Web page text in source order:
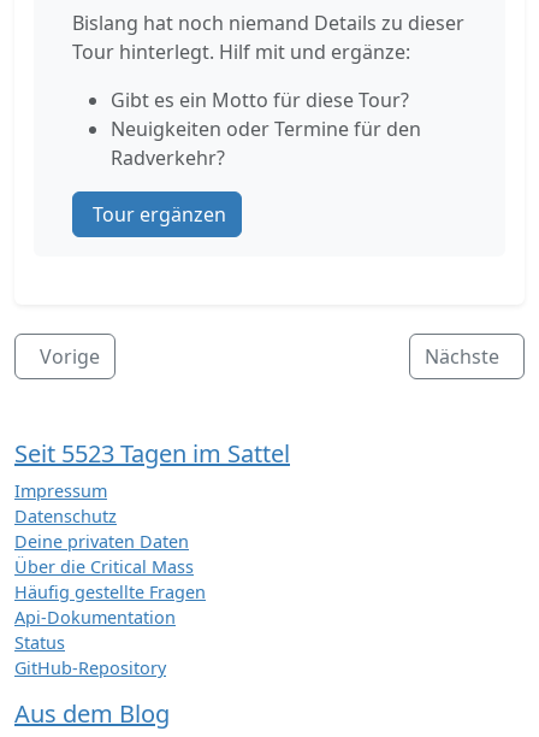
Bislang hat noch niemand Details zu dieser
Tour hinterlegt. Hilf mit und ergänze:
Gibt es ein Motto für diese Tour?
Neuigkeiten oder Termine für den
Radverkehr?
Tour ergänzen
Vorige Nächste
Seit 5523 Tagen im Sattel
Impressum
Datenschutz
Deine privaten Daten
Über die Critical Mass
Häufig gestellte Fragen
Api-Dokumentation
Status
GitHub-Repository
Aus dem Blog